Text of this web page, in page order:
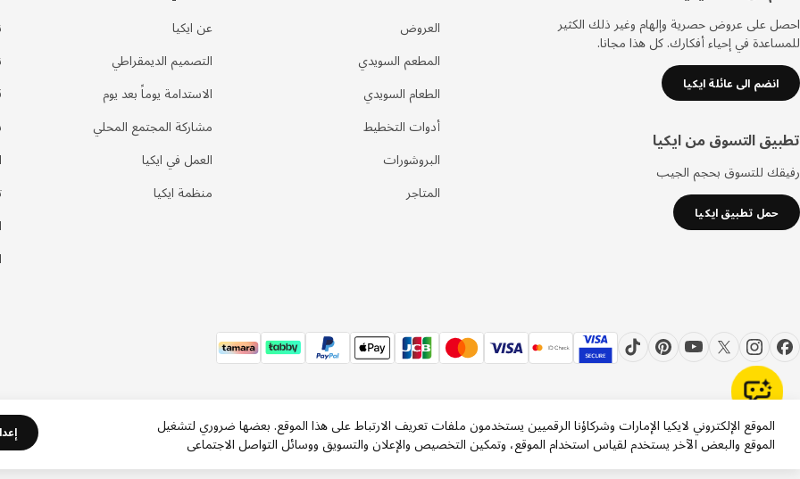
الصفحة
احصل على عروض حصرية وإلهام وغير ذلك الكثير
للمساعدة في إحياء أفكارك. كل هذا مجانا.
انضم الى عائلة ايكيا
تطبيق التسوق من ايكيا
رفيقك للتسوق بحجم الجيب
حمل تطبيق ايكيا
العروض
المطعم السويدي
الطعام السويدي
أدوات التخطيط
البروشورات
المتاجر
عن ايكيا
التصميم الديمقراطي
الاستدامة يوماً بعد يوم
مشاركة المجتمع المحلي
العمل في ايكيا
منظمة ايكيا
Inter IKEA Systems B.V. 1999-2026 ©
الموقع الإلكتروني لايكيا الإمارات وشركاؤنا الرقميين يستخدمون ملفات تعريف الارتباط على هذا الموقع. بعضها ضروري لتشغيل
الموقع والبعض الآخر يستخدم لقياس استخدام الموقع، وتمكين التخصيص والإعلان والتسويق ووسائل التواصل الاجتماعي